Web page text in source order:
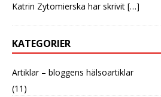
Katrin Zytomierska har skrivit […]
KATEGORIER
Artiklar – bloggens hälsoartiklar
(11)